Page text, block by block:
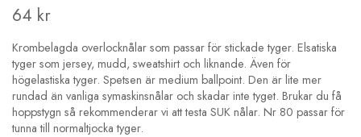
64 kr
Krombelagda overlocknålar som passar för stickade tyger. Elsatiska
tyger som jersey, mudd, sweatshirt och liknande. Även för
högelastiska tyger. Spetsen är medium ballpoint. Den är lite mer
rundad än vanliga symaskinsnålar och skadar inte tyget. Brukar du få
hoppstygn så rekommenderar vi att testa SUK nålar. Nr 80 passar för
tunna till normaltjocka tyger.